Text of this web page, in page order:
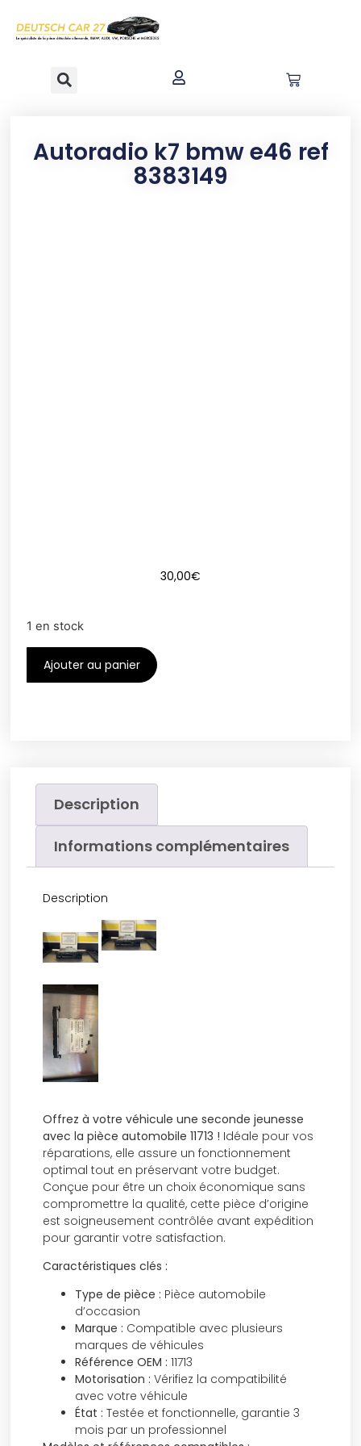
principal
Autoradio k7 bmw e46 ref
8383149
30,00€
1 en stock
Ajouter au panier
Description
Informations complémentaires
Description
Offrez à votre véhicule une seconde jeunesse
avec la pièce automobile 11713 ! Idéale pour vos
réparations, elle assure un fonctionnement
optimal tout en préservant votre budget.
Conçue pour être un choix économique sans
compromettre la qualité, cette pièce d’origine
est soigneusement contrôlée avant expédition
pour garantir votre satisfaction.
Caractéristiques clés :
Type de pièce : Pièce automobile
d’occasion
Marque : Compatible avec plusieurs
marques de véhicules
Référence OEM :11713
Motorisation :Vérifiez la compatibilité
avec votre véhicule
État :Testée et fonctionnelle, garantie 3
mois par un professionnel